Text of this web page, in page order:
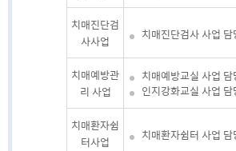
치매진단검
사사업
치매진단검사 사업 담
치매예방관
리 사업
치매예방교실 사업 담
인지강화교실 사업 담
치매환자쉼
터사업
치매환자쉼터 사업 담